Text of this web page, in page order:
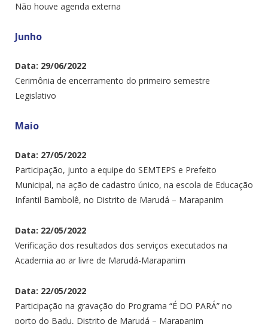
Não houve agenda externa
Junho
Data: 29/06/2022
Cerimônia de encerramento do primeiro semestre
Legislativo
Maio
Data: 27/05/2022
Participação, junto a equipe do SEMTEPS e Prefeito
Municipal, na ação de cadastro único, na escola de Educação
Infantil Bambolê, no Distrito de Marudá – Marapanim
Data: 22/05/2022
Verificação dos resultados dos serviços executados na
Academia ao ar livre de Marudá-Marapanim
Data: 22/05/2022
Participação na gravação do Programa “É DO PARÁ” no
porto do Badu, Distrito de Marudá – Marapanim